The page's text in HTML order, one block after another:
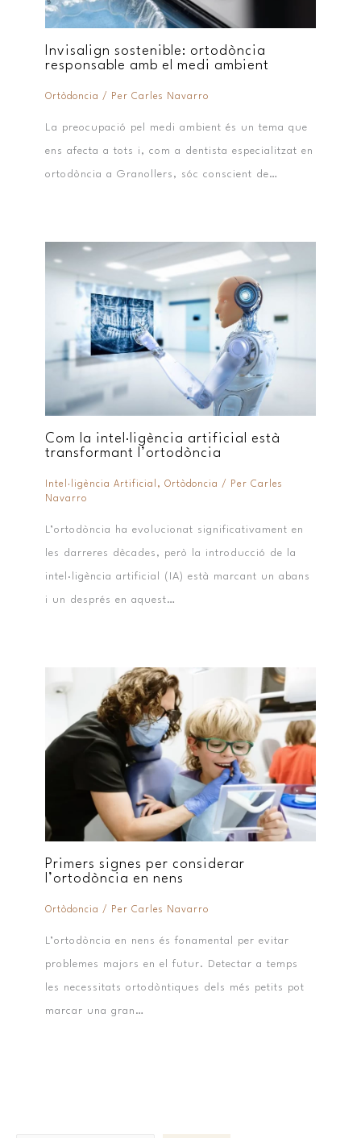
Invisalign sostenible: ortodòncia
responsable amb el medi ambient
Ortòdoncia / Per Carles Navarro
La preocupació pel medi ambient és un tema que
ens afecta a tots i, com a dentista especialitzat en
ortodòncia a Granollers, sóc conscient de…
Com la intel·ligència artificial està
transformant l’ortodòncia
Intel·ligència Artificial ,Ortòdoncia / Per Carles
Navarro
L’ortodòncia ha evolucionat significativament en
les darreres dècades, però la introducció de la
intel·ligència artificial (IA) està marcant un abans
i un després en aquest…
Primers signes per considerar
l’ortodòncia en nens
Ortòdoncia / Per Carles Navarro
L’ortodòncia en nens és fonamental per evitar
problemes majors en el futur. Detectar a temps
les necessitats ortodòntiques dels més petits pot
marcar una gran…